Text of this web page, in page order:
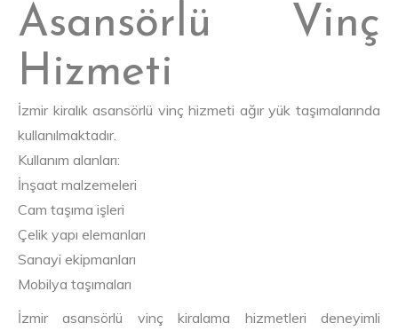
Asansörlü Vinç
Hizmeti
İzmir kiralık asansörlü vinç hizmeti ağır yük taşımalarında
kullanılmaktadır.
Kullanım alanları:
İnşaat malzemeleri
Cam taşıma işleri
Çelik yapı elemanları
Sanayi ekipmanları
Mobilya taşımaları
İzmir asansörlü vinç kiralama hizmetleri deneyimli